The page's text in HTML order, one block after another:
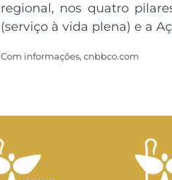
regional, nos quatro
(serviço à vida plena) e a
Com informações, cnbbco.com